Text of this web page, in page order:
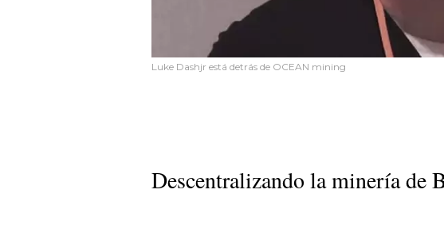
Luke Dashjr está detrás de OCEAN mining
Descentralizando la minería de